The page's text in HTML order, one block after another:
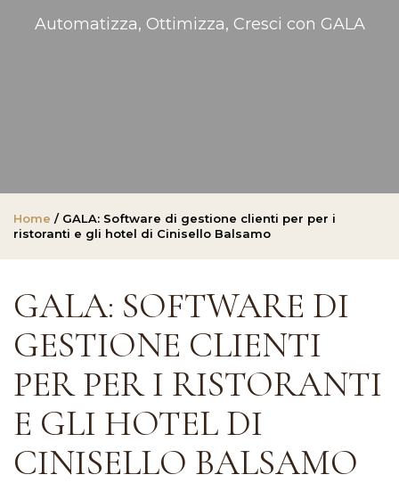
Automatizza, Ottimizza, Cresci con GALA
Home / GALA: Software di gestione clienti per per i
ristoranti e gli hotel di Cinisello Balsamo
GALA: SOFTWARE DI
GESTIONE CLIENTI
PER PER I RISTORANTI
E GLI HOTEL DI
CINISELLO BALSAMO